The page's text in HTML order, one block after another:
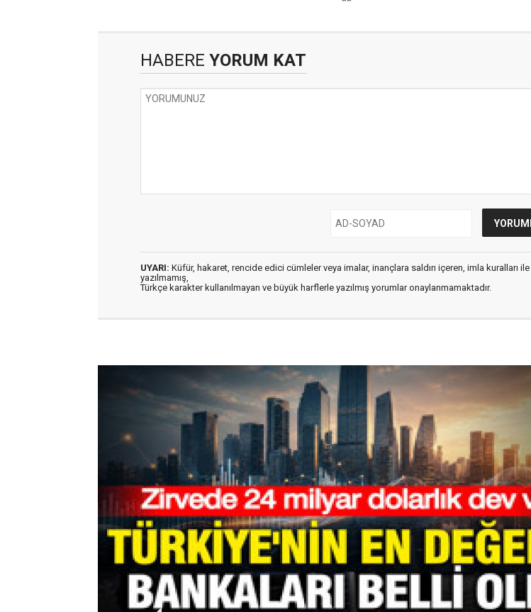
HABERE YORUM KAT
UYARI: Küfür, hakaret, rencide edici cümleler veya imalar, inançlara saldırı içeren, imla kuralları ile
yazılmamış,
Türkçe karakter kullanılmayan ve büyük harflerle yazılmış yorumlar onaylanmamaktadır.